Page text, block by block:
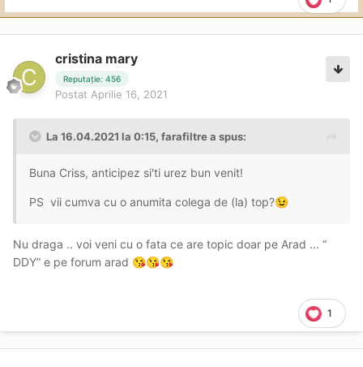
cristina mary
Reputație: 456
Postat Aprilie 16, 2021
La 16.04.2021 la 0:15, farafiltrea spus:
Buna Criss, anticipez si'ti urez bun venit!
PS vii cumva cu o anumita colega de (la) top?😉
Nu draga .. voi veni cu o fata ce are topic doar pe Arad ... “
DDY” e pe forum arad 😘😘😘
1